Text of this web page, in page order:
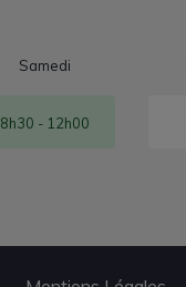
Samedi
8h30 - 12h00